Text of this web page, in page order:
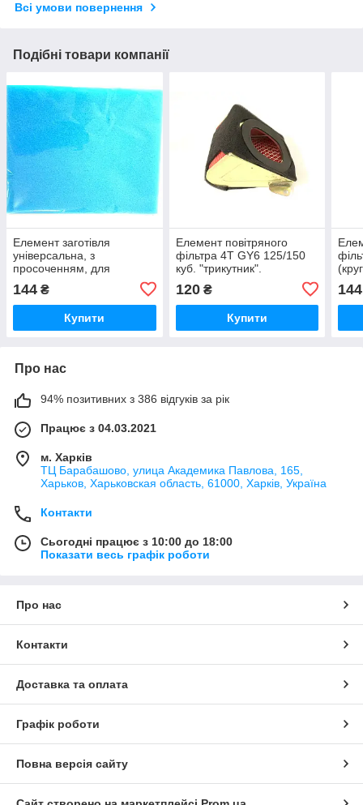
Всі умови повернення
Подібні товари компанії
Елемент заготівля
універсальна, з
просоченням, для
повітряних фільтрів розмір
250х300.
144 ₴
Купити
Елемент повітряного
фільтра 4T GY6 125/150
куб. "трикутник".
120₴
Купити
144
Про нас
94% позитивних з 386 відгуків за рік
Працює з 04.03.2021
м. Харків
ТЦ Барабашово, улица Академика Павлова, 165,
Харьков, Харьковская область, 61000, Харків, Україна
Контакти
Сьогодні працює з 10:00 до 18:00
Показати весь графік роботи
Про нас
Контакти
Доставка та оплата
Графік роботи
Повна версія сайту